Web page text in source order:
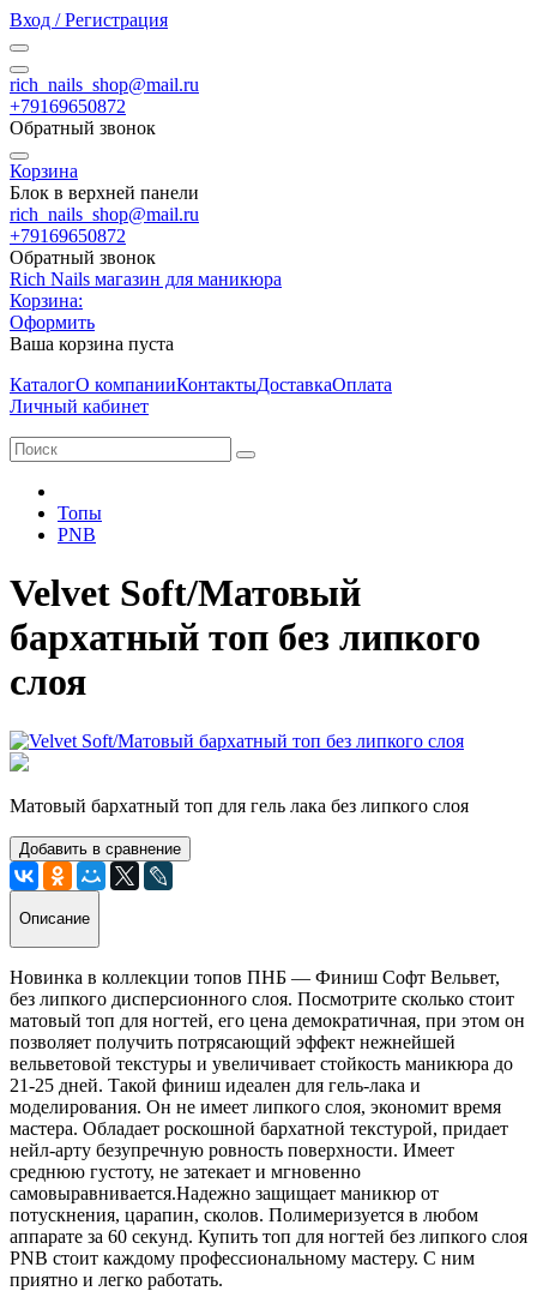
Вход / Регистрация
rich_nails_shop@mail.ru
+79169650872
Обратный звонок
Корзина
Блок в верхней панели
rich_nails_shop@mail.ru
+79169650872
Обратный звонок
Rich Nails магазин для маникюра
Корзина:
Оформить
Ваша корзина пуста
КаталогО компанииКонтактыДоставкаОплата
Личный кабинет
Топы
PNB
Velvet Soft/Матовый
бархатный топ без липкого
слоя
Матовый бархатный топ для гель лака без липкого слоя
Добавить в сравнение
Описание
Новинка в коллекции топов ПНБ — Финиш Софт Вельвет,
без липкого дисперсионного слоя. Посмотрите сколько стоит
матовый топ для ногтей, его цена демократичная, при этом он
позволяет получить потрясающий эффект нежнейшей
вельветовой текстуры и увеличивает стойкость маникюра до
21-25 дней. Такой финиш идеален для гель-лака и
моделирования. Он не имеет липкого слоя, экономит время
мастера. Обладает роскошной бархатной текстурой, придает
нейл-арту безупречную ровность поверхности. Имеет
среднюю густоту, не затекает и мгновенно
самовыравнивается.Надежно защищает маникюр от
потускнения, царапин, сколов. Полимеризуется в любом
аппарате за 60 секунд. Купить топ для ногтей без липкого слоя
PNB стоит каждому профессиональному мастеру. С ним
приятно и легко работать.